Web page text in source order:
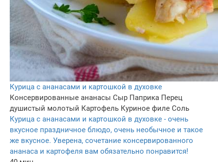
Курица с ананасами и картошкой в духовке
Консервированные ананасы Сыр Паприка Перец
душистый молотый Картофель Куриное филе Соль
Курица с ананасами и картошкой в духовке - очень
вкусное праздничное блюдо, очень необычное и такое
же вкусное. Уверена, сочетание консервированного
ананаса и картофеля вам обязательно понравится!